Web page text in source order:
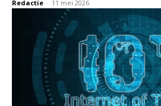
Redactie - 11 mei 2026